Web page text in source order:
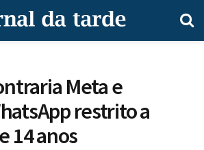
Meta e
restrito a
14 anos